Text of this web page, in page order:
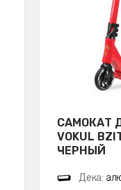
САМОКАТ
VOKUL
ЧЕРНЫЙ
Дека: